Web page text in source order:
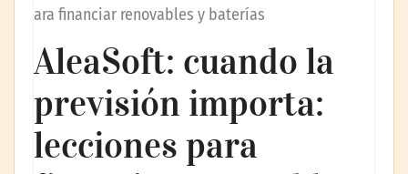
ara financiar renovables y baterías
AleaSoft: cuando la
previsión importa:
lecciones para